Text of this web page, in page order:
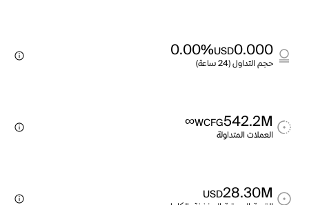
0.000
USD
0.00%
حجم التداول (24 ساعة)
542.2M
WCFG
∞
العملات المتداولة
28.30M
USD